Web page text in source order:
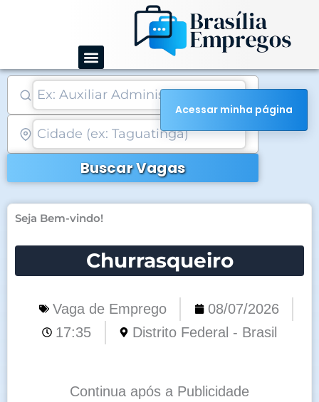
conteúdo
Buscar Vagas
Seja Bem-vindo!
Churrasqueiro
Vaga de Emprego
08/07/2026
17:35
Distrito Federal - Brasil
Continua após a Publicidade
Acessar minha página